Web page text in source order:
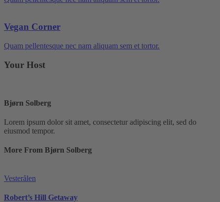
Vegan Corner
Quam pellentesque nec nam aliquam sem et tortor.
Your Host
Bjørn Solberg
Lorem ipsum dolor sit amet, consectetur adipiscing elit, sed do
eiusmod tempor.
More From Bjørn Solberg
Vesterålen
Robert’s Hill Getaway